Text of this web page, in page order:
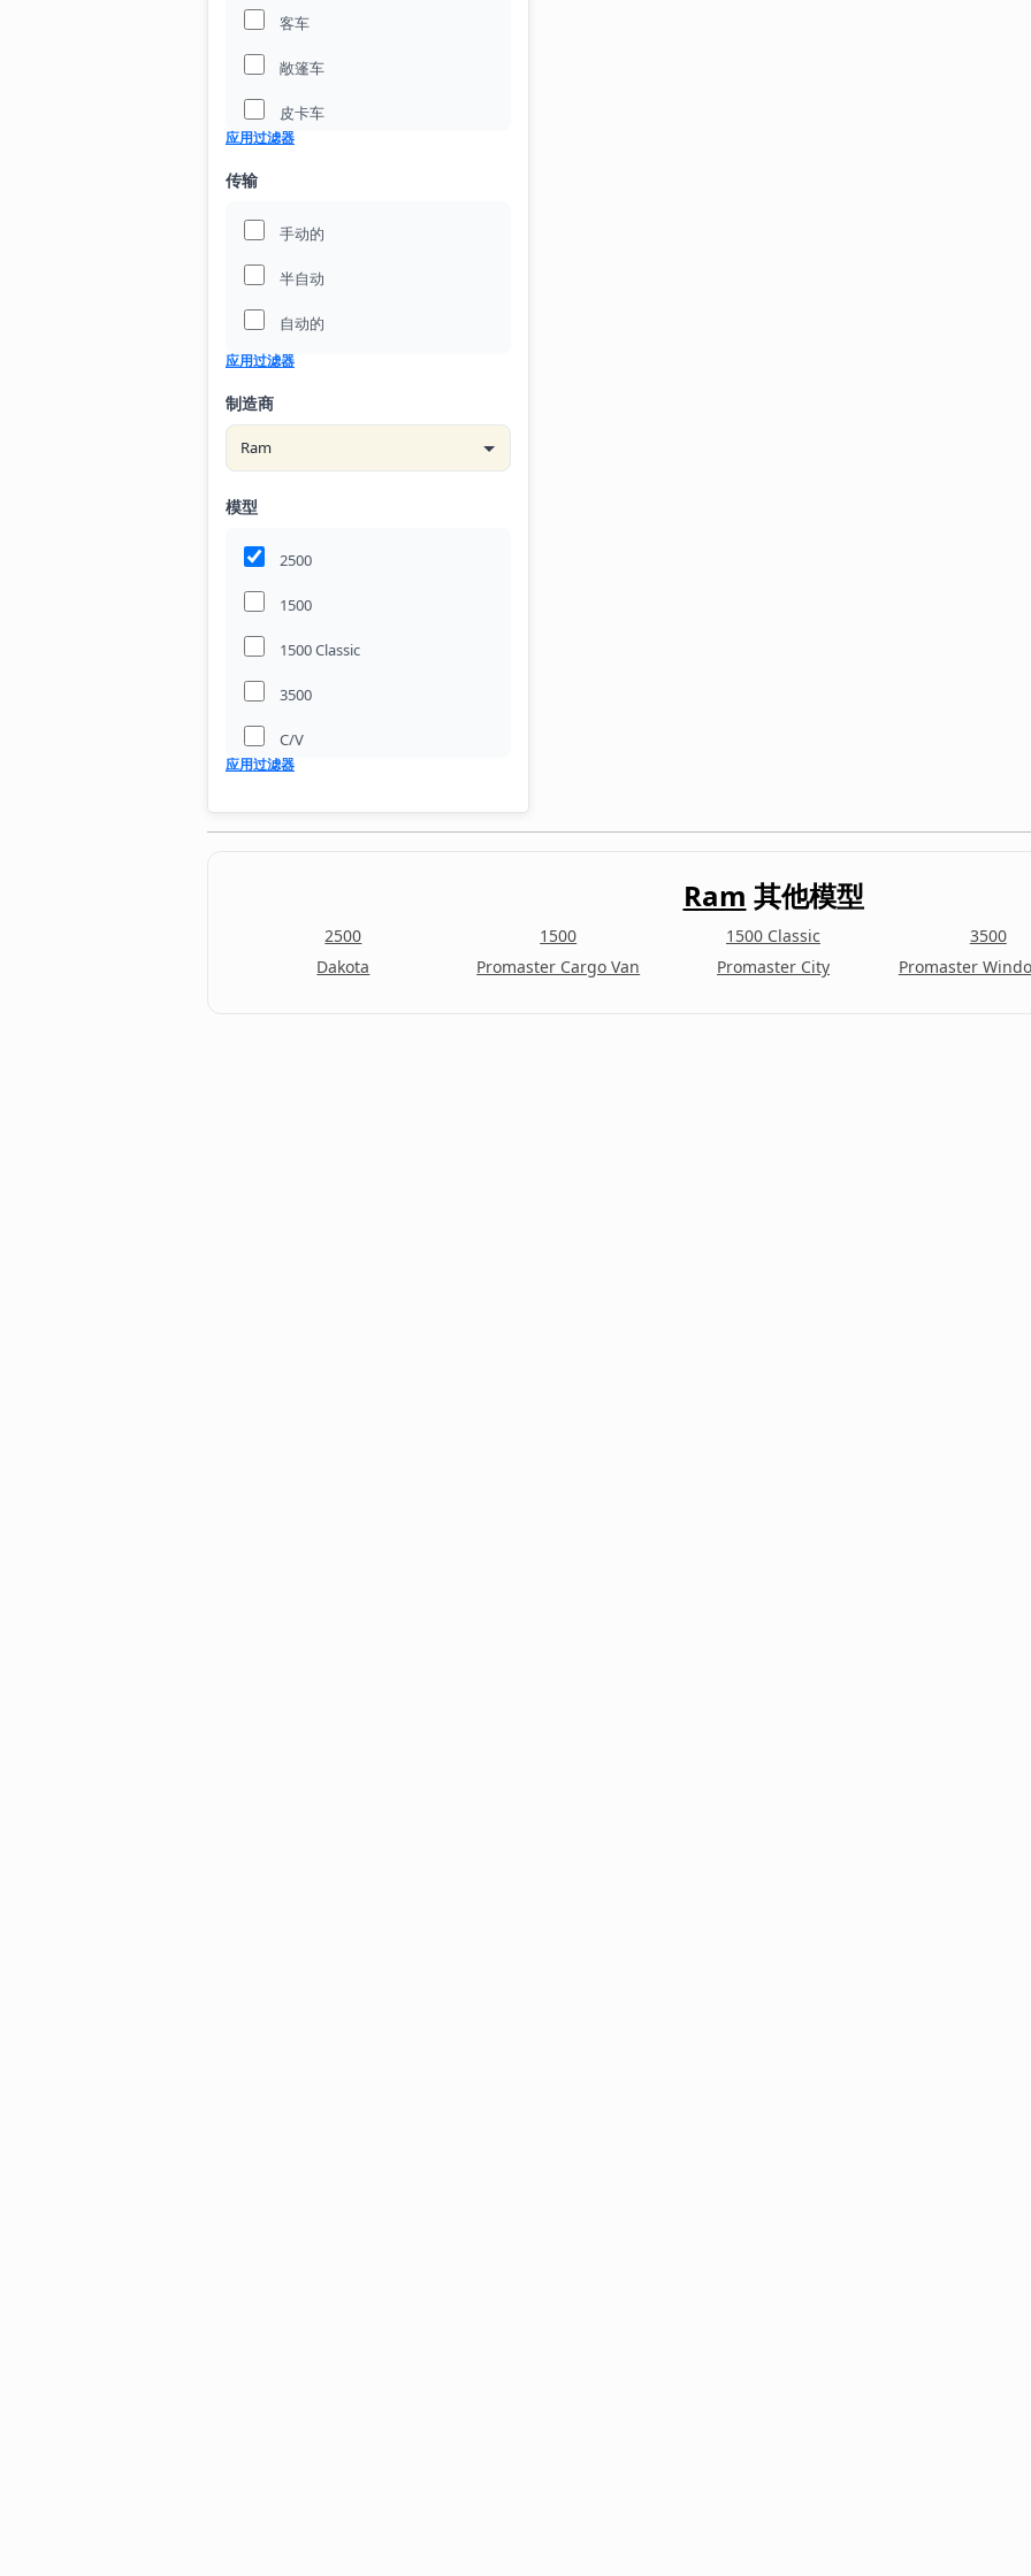
客车
敞篷车
皮卡车
车皮
轿车
迷你面包车
应用过滤器
传输
手动的
半自动
自动的
应用过滤器
制造商
模型
2500
1500
1500 Classic
3500
C/V
Promaster Cargo Van
应用过滤器
Ram 其他模型
2500 1500 1500 Classic 3500
Dakota
Promaster Cargo Van Promaster City Promaster